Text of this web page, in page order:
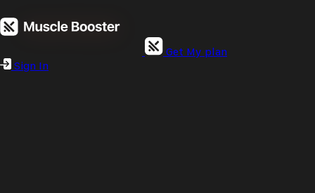
Get My plan
Sign In